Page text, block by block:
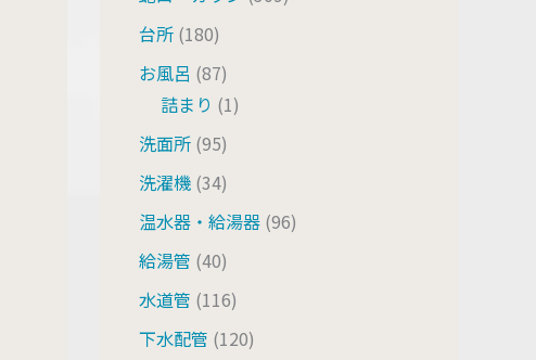
台所 (180)
お風呂 (87)
詰まり (1)
洗面所 (95)
洗濯機 (34)
温水器・給湯器 (96)
給湯管 (40)
水道管 (116)
下水配管 (120)